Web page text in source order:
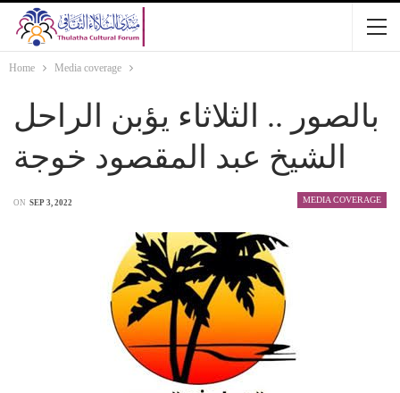
Home Media coverage
بالصور .. الثلاثاء يؤبن الراحل
الشيخ عبد المقصود خوجة
MEDIA COVERAGE
ON SEP 3, 2022